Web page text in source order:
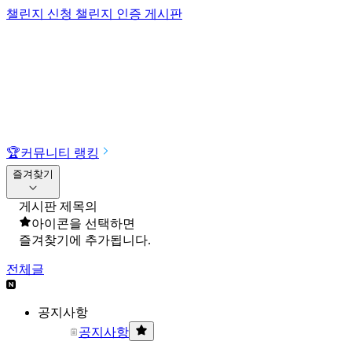
챌린지 신청 챌린지 인증 게시판
🏆커뮤니티 랭킹
즐겨찾기
게시판 제목의
아이콘을 선택하면
즐겨찾기에 추가됩니다.
전체글
공지사항
공지사항